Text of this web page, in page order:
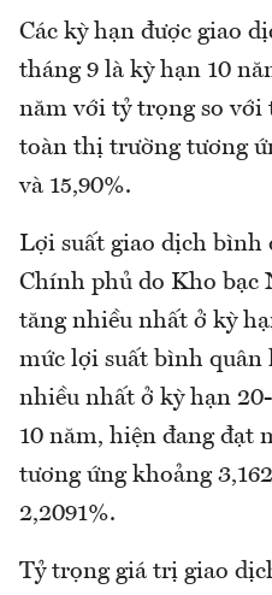
Các kỳ hạn được giao
tháng 9 là kỳ hạn 10
năm với tỷ trọng so
toàn thị trường tương
và 15,90%.
Lợi suất giao dịch bình
Chính phủ do Kho bạc
tăng nhiều nhất ở kỳ
mức lợi suất bình quân
nhiều nhất ở kỳ hạn
10 năm, hiện đang đạt
tương ứng khoảng
2,2091%.
Tỷ trọng giá trị giao